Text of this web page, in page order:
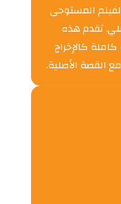
المستوحى
تقدم هذه
كالإخراج
القصة الأصلية.